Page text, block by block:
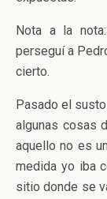
Nota a la
perseguí a
cierto.
Pasado el
algunas cosas
aquello no es
medida yo iba
sitio donde se